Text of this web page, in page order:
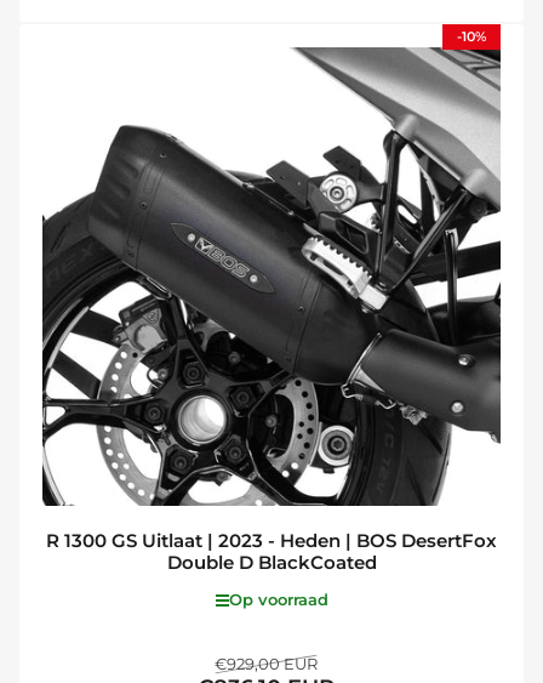
-10%
R 1300 GS Uitlaat | 2023 - Heden | BOS DesertFox
Double D BlackCoated
Op voorraad
Normale
€929,00 EURAanbiedingsprijs